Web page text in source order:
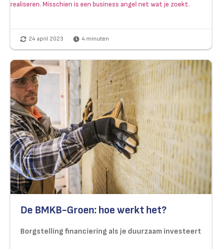
realiseren. Misschien is een business angel net wat je zoekt.
24 april 2023 4 minuten
De BMKB-Groen: hoe werkt het?
Borgstelling financiering als je duurzaam investeert